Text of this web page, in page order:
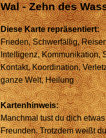
Wal - Zehn des
Diese Karte repräsentiert:
Frieden, Schwerfällig,
Intelligenz, Kommunikation,
Kontakt, Koordination,
ganze Welt, Heilung
Kartenhinweis:
Manchmal tust du dich
Freunden. Trotzdem weißt